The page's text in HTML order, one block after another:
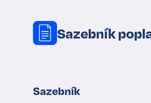
Sazebník
Sazebník